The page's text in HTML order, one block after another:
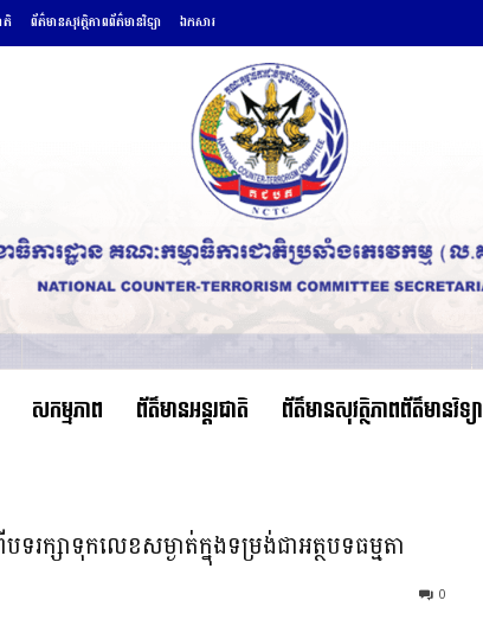
តិ ព័ត៌មានសុវត្ថិភាពព័ត៌មានវិទ្យា ឯកសារ
សកម្មភាព ព័ត៌មានអន្តរជាតិ ព័ត៌មានសុវត្ថិភាពព័ត៌មានវិទ្យា
ាទុកលេខសម្ងាត់ក្នុងទម្រង់ជាអត្ថបទធម្មតា
0